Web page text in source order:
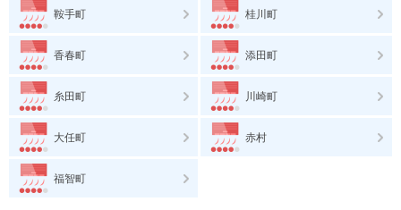
鞍手町 桂川町
香春町 添田町
糸田町 川崎町
大任町 赤村
福智町